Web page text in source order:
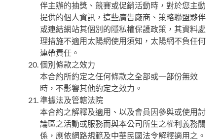
伴主辦的抽獎、競賽或促銷活動時，對於您主動
提供的個人資訊，這些廣告廠商、策略聯盟夥伴
或連結網站其個別的隱私權保護政策，其資料處
理措施不適用太陽網使用須知，太陽網不負任何
連帶責任。
個別條款之效力
本合約所約定之任何條款之全部或一部份無效
時，不影響其他約定之效力。
準據法及管轄法院
本合約之解釋及適用、以及會員因參與或使用討
論區之活動或服務而與本公司所生之權利義務關
係，應依網路規範及中華民國法令解釋適用之。